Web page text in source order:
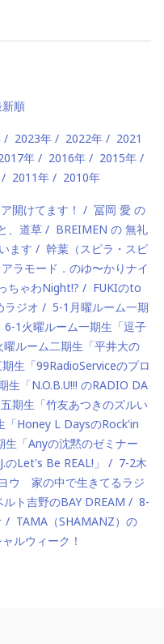
順
2023年 2022年
2021
年 2016年
2015年
2011年 2010年
開けてます！
冨岡 愛 の
、道草
BREIMEN の 無礼
ます
幹葉（スピラ・スピ
アラモード．のゆ〜かりナイ
ちゃわNight!?
FUKIのto
ラジオ
5-1月曜ルーム一期
6-1火曜ルーム一期生「逗子
曜ルーム二期生「平井大の
生「99RadioServiceのプロ
生「N.O.B.U!!! のRADIO DA
期生「竹友あつきのズルい
「Honey L DaysのRock'in
生「Anyの沈黙のゼミナー
Let's Be REAL!」
7-2木
ウ 家の中で生きてるラジ
ト吉野のBAY DREAM
8-
TAMA（SHAMANZ）の
ルウィーク！